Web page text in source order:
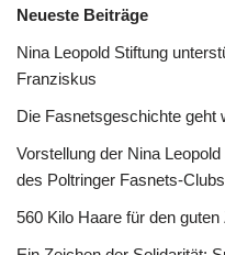
Neueste Beiträge
Nina Leopold Stiftung
Franziskus
Die Fasnetsgeschichte geht
Vorstellung der Nina
des Poltringer Fasnets-Clubs
560 Kilo Haare für den guten